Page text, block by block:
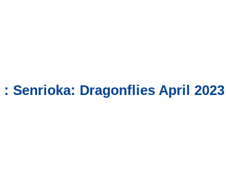
: Senrioka: Dragonflies April 2023